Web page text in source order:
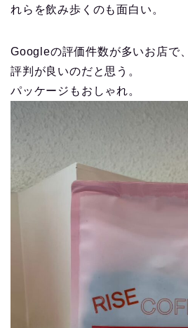
れらを飲み歩くのも面白い。
Googleの評価件数が多いお店で
評判が良いのだと思う。
パッケージもおしゃれ。